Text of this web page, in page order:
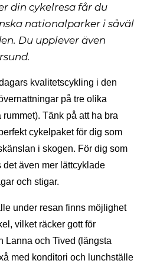
din cykelresa får du
nationalparker i såväl
Du upplever även
kvalitetscykling i den
på tre olika
Tänk på att ha bra
cykelpaket för dig som
i skogen. För dig som
även mer lättcyklade
och stigar.
under resan finns möjlighet
vilket räcker gott för
Lanna och Tived (längsta
med konditori och lunchställe